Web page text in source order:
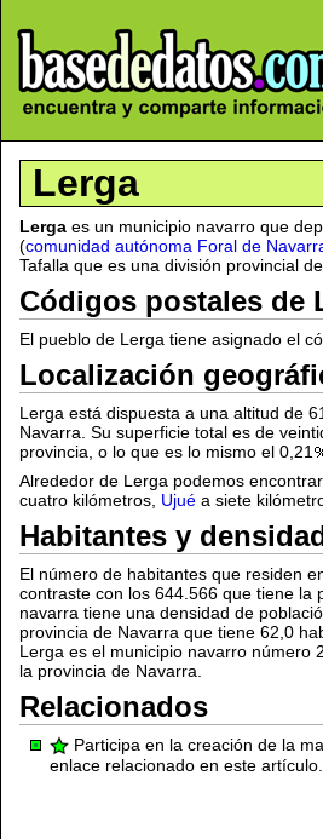
Lerga
Lerga es un municipio navarro que
(comunidad autónoma Foral de
Tafalla que es una división provincial
Códigos postales de
El pueblo de Lerga tiene asignado el
Localización
Lerga está dispuesta a una altitud de
Navarra. Su superficie total es de
provincia, o lo que es lo mismo el 0,21
Alrededor de Lerga podemos
cuatro kilómetros, Ujué a siete
Habitantes y
El número de habitantes que residen
contraste con los 644.566 que tiene la
navarra tiene una densidad de
provincia de Navarra que tiene 62,0
Lerga es el municipio navarro número
la provincia de Navarra.
Relacionados
Participa en la creación de la
enlace relacionado en este artículo.